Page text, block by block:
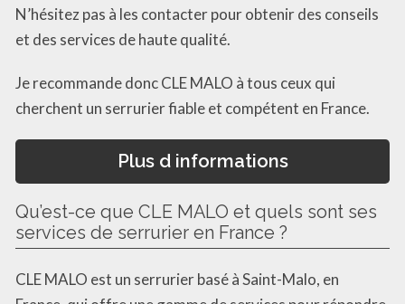
N’hésitez pas à les contacter pour obtenir des conseils
et des services de haute qualité.
Je recommande donc CLE MALO à tous ceux qui
cherchent un serrurier fiable et compétent en France.
Plus d informations
Qu’est-ce que CLE MALO et quels sont ses
services de serrurier en France ?
CLE MALO est un serrurier basé à Saint-Malo, en